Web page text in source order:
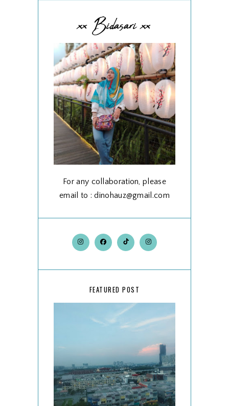
xx Bidasari xx
For any collaboration, please
email to : dinohauz@gmail.com
FEATURED POST